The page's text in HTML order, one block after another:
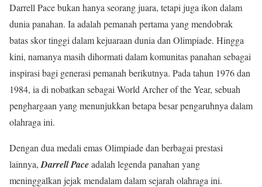
Darrell Pace bukan hanya seorang juara, tetapi juga ikon dalam
dunia panahan. Ia adalah pemanah pertama yang mendobrak
batas skor tinggi dalam kejuaraan dunia dan Olimpiade. Hingga
kini, namanya masih dihormati dalam komunitas panahan sebagai
inspirasi bagi generasi pemanah berikutnya. Pada tahun 1976 dan
1984, ia di nobatkan sebagai World Archer of the Year, sebuah
penghargaan yang menunjukkan betapa besar pengaruhnya dalam
olahraga ini.
Dengan dua medali emas Olimpiade dan berbagai prestasi
lainnya, Darrell Paceadalah legenda panahan yang
meninggalkan jejak mendalam dalam sejarah olahraga ini.